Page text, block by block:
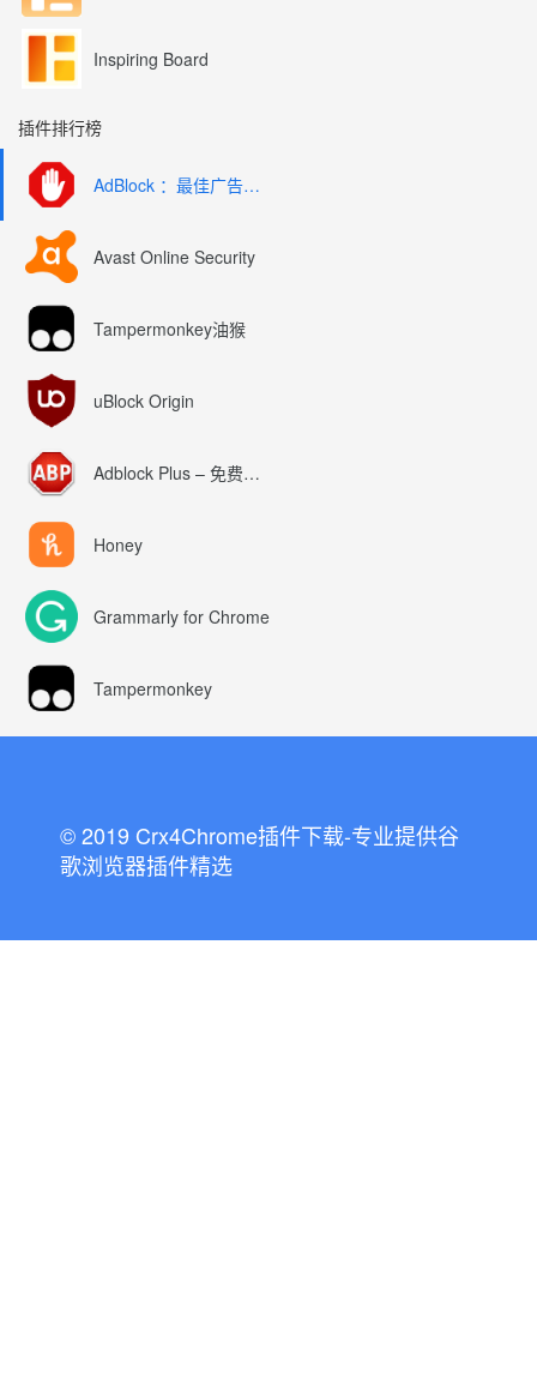
Inspiring Board
插件排行榜
AdBlock ：最佳广告拦截工具
Avast Online Security
Tampermonkey油猴
uBlock Origin
Adblock Plus – 免费的广告拦截器
Honey
Grammarly for Chrome
Tampermonkey
© 2019 Crx4Chrome插件下载-专业提供谷
歌浏览器插件精选